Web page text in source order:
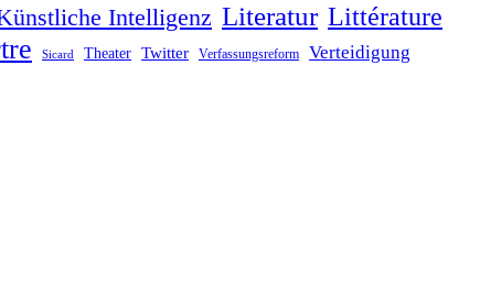
Intelligenz Literatur Littérature
Sicard Theater Twitter Verfassungsreform Verteidigung